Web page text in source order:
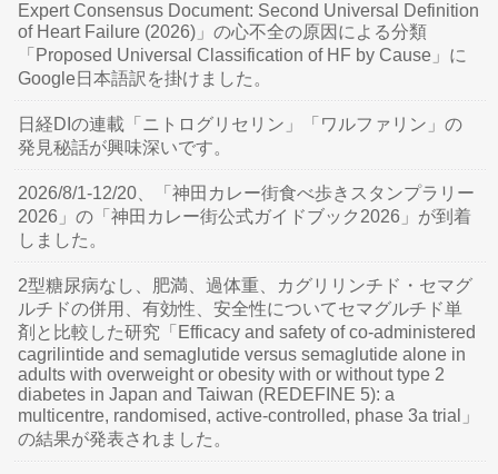
Expert Consensus Document: Second Universal Definition
of Heart Failure (2026)」の心不全の原因による分類
「Proposed Universal Classification of HF by Cause」に
Google日本語訳を掛けました。
日経DIの連載「ニトログリセリン」「ワルファリン」の
発見秘話が興味深いです。
2026/8/1-12/20、「神田カレー街食べ歩きスタンプラリー
2026」の「神田カレー街公式ガイドブック2026」が到着
しました。
2型糖尿病なし、肥満、過体重、カグリリンチド・セマグ
ルチドの併用、有効性、安全性についてセマグルチド単
剤と比較した研究「Efficacy and safety of co-administered
cagrilintide and semaglutide versus semaglutide alone in
adults with overweight or obesity with or without type 2
diabetes in Japan and Taiwan (REDEFINE 5): a
multicentre, randomised, active-controlled, phase 3a trial」
の結果が発表されました。